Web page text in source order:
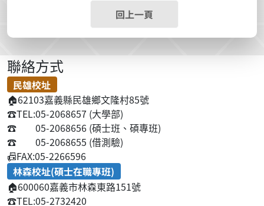
回上一頁
聯絡方式
民雄校址
🏠62103嘉義縣民雄鄉文隆村85號
☎️TEL:05-2068657 (大學部)
☎️ 05-2068656 (碩士班、碩專班)
☎️ 05-2068655 (借測驗)
📠FAX:05-2266596
林森校址(碩士在職專班)
🏠600060嘉義市林森東路151號
☎️TEL:05-2732420